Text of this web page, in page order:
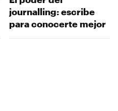
journalling: escribe
para conocerte mejor